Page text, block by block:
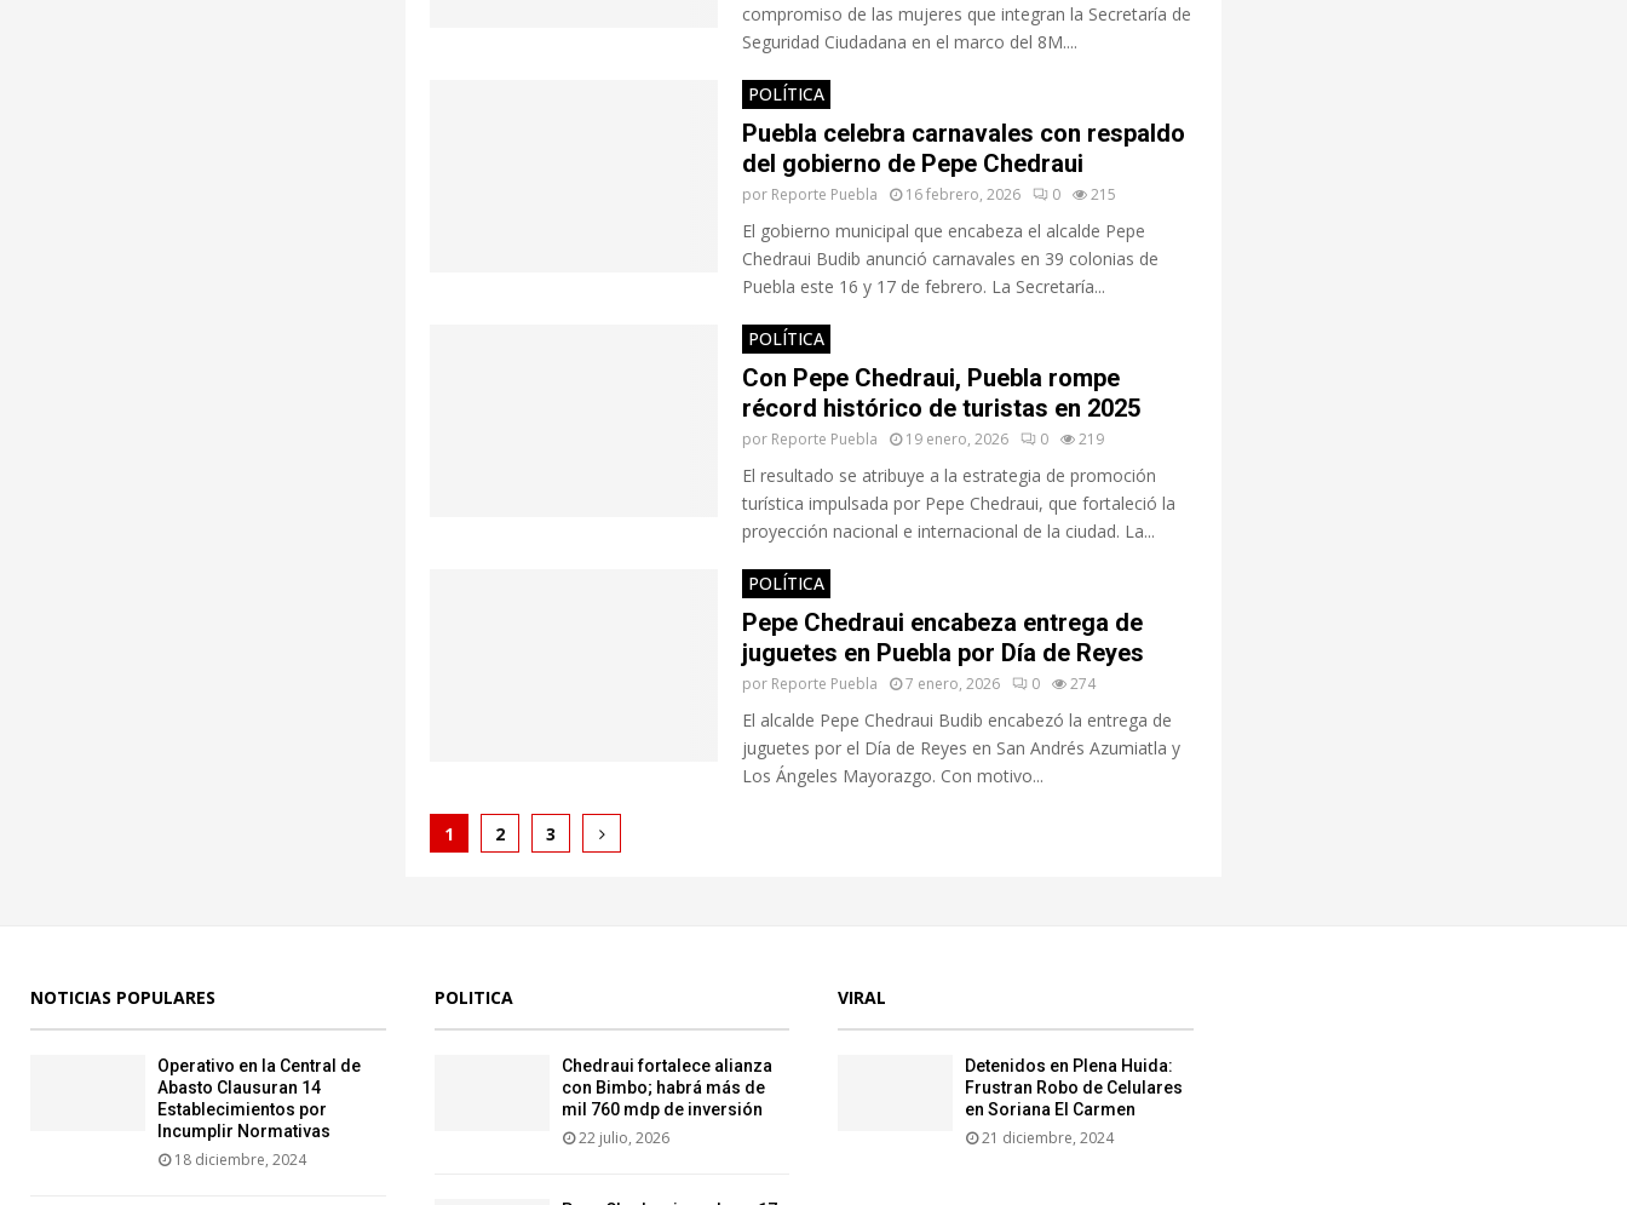
compromiso de las mujeres que integran la Secretaría de
Seguridad Ciudadana en el marco del 8M....
POLÍTICA
Puebla celebra carnavales con respaldo
del gobierno de Pepe Chedraui
por Reporte Puebla 16 febrero, 2026 0 215
El gobierno municipal que encabeza el alcalde Pepe
Chedraui Budib anunció carnavales en 39 colonias de
Puebla este 16 y 17 de febrero. La Secretaría...
POLÍTICA
Con Pepe Chedraui, Puebla rompe
récord histórico de turistas en 2025
por Reporte Puebla 19 enero, 2026 0 219
El resultado se atribuye a la estrategia de promoción
turística impulsada por Pepe Chedraui, que fortaleció la
proyección nacional e internacional de la ciudad. La...
POLÍTICA
Pepe Chedraui encabeza entrega de
juguetes en Puebla por Día de Reyes
por Reporte Puebla 7 enero, 2026 0 274
El alcalde Pepe Chedraui Budib encabezó la entrega de
juguetes por el Día de Reyes en San Andrés Azumiatla y
Los Ángeles Mayorazgo. Con motivo...
Paginación
1 2 3
NOTICIAS POPULARES
Operativo en la Central de
Abasto Clausuran 14
Establecimientos por
Incumplir Normativas
18 diciembre, 2024
POLITICA
Chedraui fortalece alianza
con Bimbo; habrá más de
mil 760 mdp de inversión
22 julio, 2026
VIRAL
Detenidos en Plena Huida:
Frustran Robo de Celulares
en Soriana El Carmen
21 diciembre, 2024